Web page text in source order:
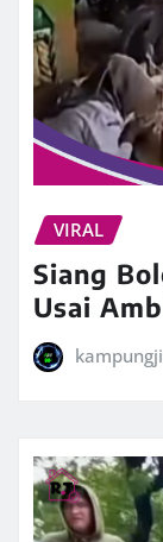
VIRAL
Siang
Usai